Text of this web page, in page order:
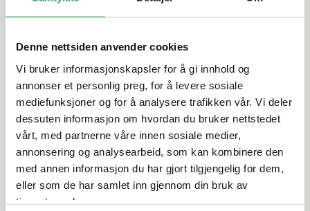
Denne nettsiden anvender cookies
Vi bruker informasjonskapsler for å gi innhold og
annonser et personlig preg, for å levere sosiale
mediefunksjoner og for å analysere trafikken vår. Vi deler
dessuten informasjon om hvordan du bruker nettstedet
vårt, med partnerne våre innen sosiale medier,
annonsering og analysearbeid, som kan kombinere den
med annen informasjon du har gjort tilgjengelig for dem,
eller som de har samlet inn gjennom din bruk av
tjenestene deres.
Forlenger borets levetid betraktelig
Praktisk glasskrukke med lokk
Enkel å bruke
Artikkelnr. 101216301
Ditt postnummer
Produktinformasjon